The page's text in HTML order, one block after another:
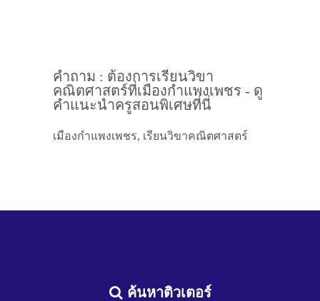
คำถาม : ต้องการเรียนวิขา
คณิตศาสตร์ที่เมืองกำแพงเพชร - ดู
คำแนะนำครูสอนพิเศษที่นี่
เมืองกำแพงเพชร, เรียนวิขาคณิตศาสตร์
ค้นหาติวเตอร์